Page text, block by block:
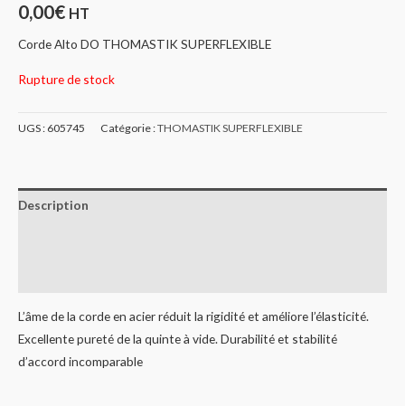
0,00€ HT
Corde Alto DO THOMASTIK SUPERFLEXIBLE
Rupture de stock
UGS : 605745 Catégorie :THOMASTIK SUPERFLEXIBLE
Description
L’âme de la corde en acier réduit la rigidité et améliore l’élasticité.
Excellente pureté de la quinte à vide. Durabilité et stabilité
d’accord incomparable